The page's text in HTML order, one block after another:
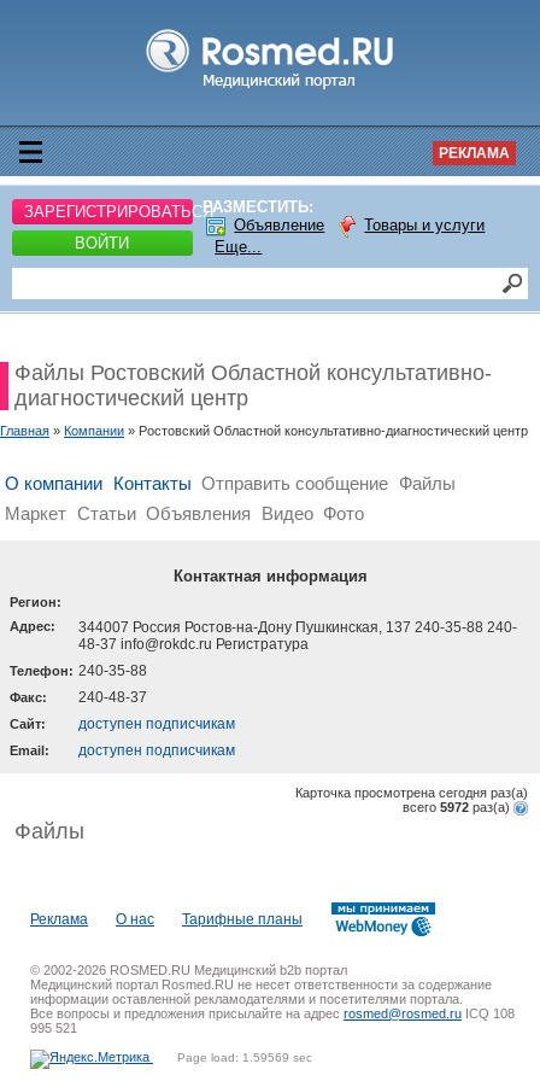
РЕКЛАМА
ЗАРЕГИСТРИРОВАТЬСЯ
ВОЙТИ
РАЗМЕСТИТЬ:
Объявление
Товары и услуги
Еще...
Файлы Ростовский Областной консультативно-
диагностический центр
Главная » Компании » Ростовский Областной консультативно-диагностический центр
О компании Контакты Отправить сообщение Файлы
Маркет Статьи Объявления Видео Фото
Контактная информация
Регион:
Адрес:
344007 Россия Ростов-на-Дону Пушкинская, 137 240-35-88 240-
48-37 info@rokdc.ru Регистратура
Телефон: 240-35-88
Факс: 240-48-37
Cайт: доступен подписчикам
Email: доступен подписчикам
Карточка просмотрена сегодня раз(a)
всего 5972 раз(a)
Файлы
Реклама О нас Тарифные планы
© 2002-2026 ROSMED.RU Медицинский b2b портал
Медицинский портал Rosmed.RU не несет ответственности за содержание
информации оставленной рекламодателями и посетителями портала.
Все вопросы и предложения присылайте на адрес rosmed@rosmed.ru ICQ 108
995 521
Page load: 1.59569 sec